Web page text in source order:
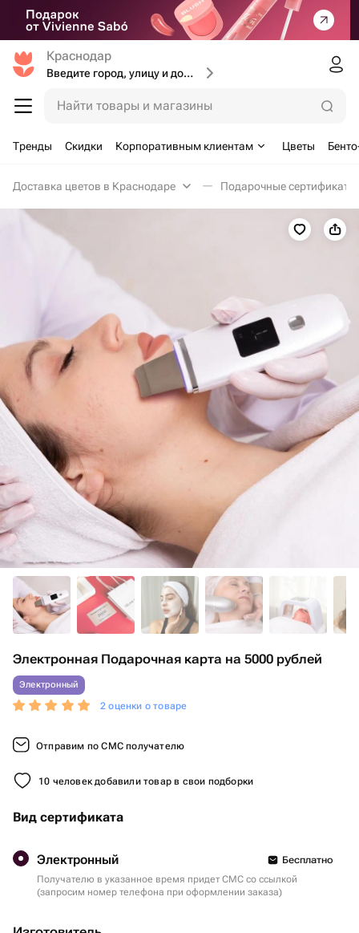
Краснодар
Введите город, улицу и дом доставки
Найти товары и магазины
Тренды Скидки Корпоративным клиентам Цветы
Доставка цветов в Краснодаре Подарочные
Электронная Подарочная карта на 5000 рублей
Электронный
2 оценки о товаре
Отправим по СМС получателю
10 человек добавили товар в свои подборки
Вид сертификата
Электронный
Бесплатно
Получателю в указанное время придет СМС со ссылкой
(запросим номер телефона при оформлении заказа)